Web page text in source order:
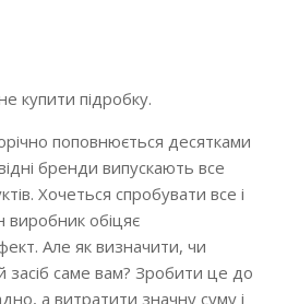
купити підробку.
поповнюється десятками
бренди випускають все
Хочеться спробувати все і
виробник обіцяє
Але як визначити, чи
засіб саме вам? Зробити це до
а витратити значну суму і